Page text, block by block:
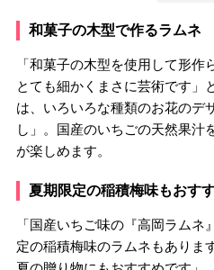
和菓子の木型で作るラムネ
「和菓子の木型を使用して形
とても細かくまさに芸術です」
は、いろいろな種類のお花のデ
し」。国産のいちごの天然果汁
が楽しめます。
夏期限定の稲積梅味もおす
「国産いちご味の『高岡ラム
定の稲積梅味のラムネもありま